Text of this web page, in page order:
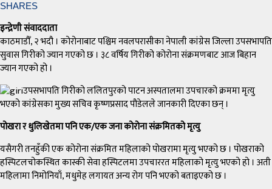
SHARES
इन्द्रेणी संवाददाता
काठमाडौँ, २ भदौ । कोरोनाबाट पश्चिम नवलपरासीका नेपाली कांग्रेस जिल्ला उपसभापति
सुवास गिरीको ज्यान गएको छ । ३८ वर्षिय गिरीको कोरोना संक्रमणबाट आज बिहान
ज्यान गएको हो ।
उपसभापति गिरीको ललितपुरको पाटन अस्पतालमा उपचारको क्रममा मृत्यु
भएको कांग्रेसका मुख्य सचिव कृष्णप्रसाद पौडेलले जानकारी दिएका छन् ।
पोखरा र धुलिखेतमा पनि एक/एक जना कोरोना संक्रमितको मृत्यु
यसैगरी तनहुँकी एक कोरोना संक्रमित महिलाको पोखरामा मृत्यु भएको छ । पोखराको
हस्पिटलचोकस्थित कास्की सेवा हस्पिटलमा उपचाररत महिलाको मृत्यु भएको हो । अती
महिलामा निमोनियाँ, मधुमेह लगायत अन्य रोग पनि भएको बताइएको छ ।